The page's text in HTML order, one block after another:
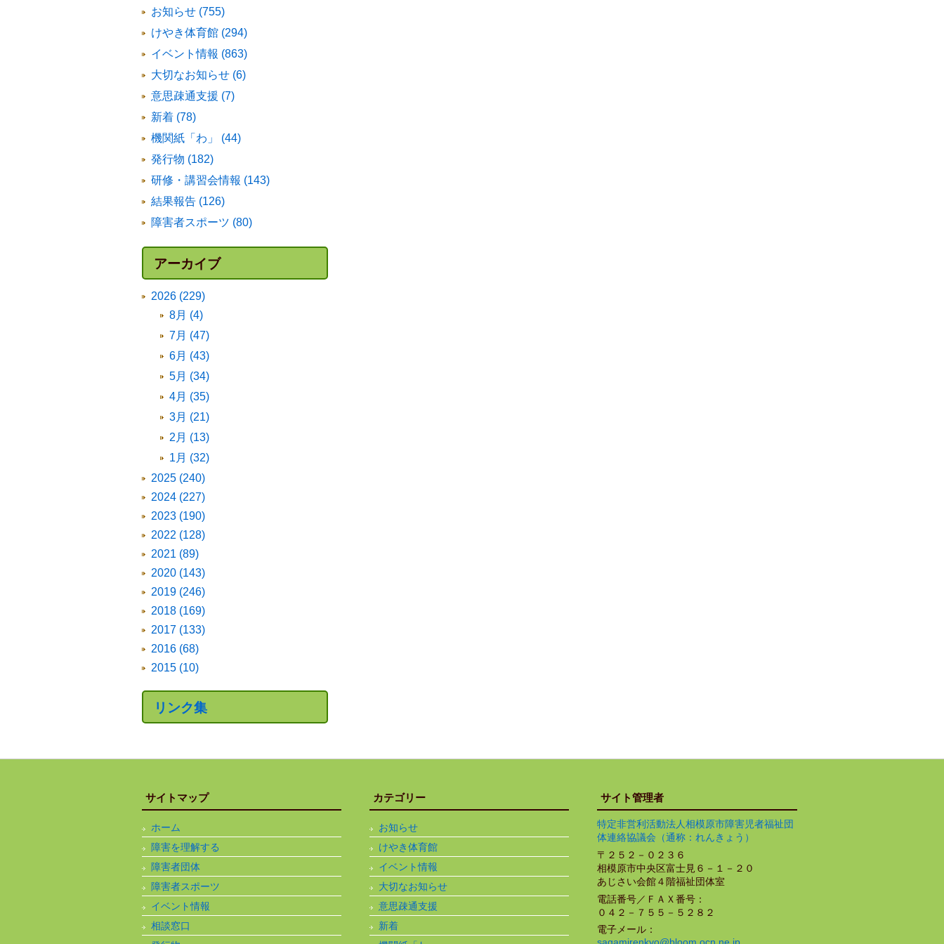
お知らせ (755)
けやき体育館 (294)
イベント情報 (863)
大切なお知らせ (6)
意思疎通支援 (7)
新着 (78)
機関紙「わ」 (44)
発行物 (182)
研修・講習会情報 (143)
結果報告 (126)
障害者スポーツ (80)
アーカイブ
2026 (229)
8月 (4)
7月 (47)
6月 (43)
5月 (34)
4月 (35)
3月 (21)
2月 (13)
1月 (32)
2025 (240)
2024 (227)
2023 (190)
2022 (128)
2021 (89)
2020 (143)
2019 (246)
2018 (169)
2017 (133)
2016 (68)
2015 (10)
リンク集
サイトマップ
ホーム
障害を理解する
障害者団体
障害者スポーツ
イベント情報
相談窓口
カテゴリー
お知らせ
けやき体育館
イベント情報
大切なお知らせ
意思疎通支援
新着
サイト管理者
特定非営利活動法人相模原市障害児者福祉団
体連絡協議会（通称：れんきょう）
〒２５２－０２３６
相模原市中央区富士見６－１－２０
あじさい会館４階福祉団体室
電話番号／ＦＡＸ番号：
０４２－７５５－５２８２
電子メール：